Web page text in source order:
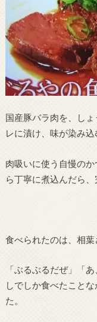
国産豚バラ肉を、し
レに漬け、味が染み込
肉吸いに使う自慢の
ら丁寧に煮込んだら、
食べられたのは、相葉
「ぶるぶるだぜ」「
しでしか食べたこと
た。